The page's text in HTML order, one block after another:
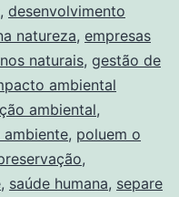
, desenvolvimento
natureza, empresas
naturais, gestão de
ambiental
ambiental,
ambiente, poluem o
,
, saúde humana, separe